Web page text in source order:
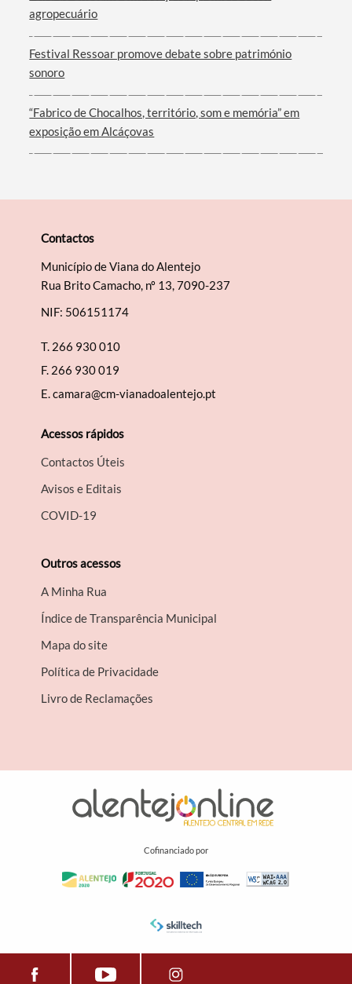
agropecuário
Festival Ressoar promove debate sobre património
sonoro
“Fabrico de Chocalhos, território, som e memória” em
exposição em Alcáçovas
Contactos
Município de Viana do Alentejo
Rua Brito Camacho, nº 13, 7090-237
NIF: 506151174
T. 266 930 010
F. 266 930 019
E.camara@cm-vianadoalentejo.pt
Acessos rápidos
Contactos Úteis
Avisos e Editais
COVID-19
Outros acessos
A Minha Rua
Índice de Transparência Municipal
Mapa do site
Política de Privacidade
Livro de Reclamações
Cofinanciado por